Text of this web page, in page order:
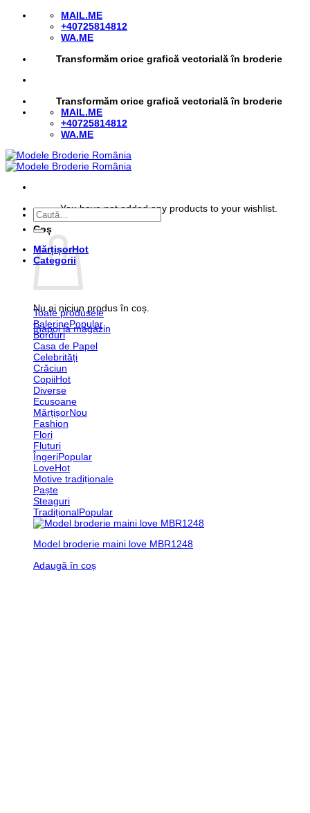
Skip
MAIL.ME
+40725814812
WA.ME
Transformăm orice grafică vectorială în broderie
Transformăm orice grafică vectorială în broderie
MAIL.ME
+40725814812
WA.ME
You have not added any products to your wishlist.
Coș
Nu ai niciun produs în coș.
Înapoi la magazin
Caută
după:
Mărțișor
Categorii
Toate produsele
Balerine
Borduri
Casa de Papel
Celebrități
Crăciun
Copii
Diverse
Ecusoane
Mărțișor
Fashion
Flori
Fluturi
Îngeri
Love
Motive tradiționale
Paște
Steaguri
Tradițional
Model broderie maini love MBR1248
Adaugă în coș